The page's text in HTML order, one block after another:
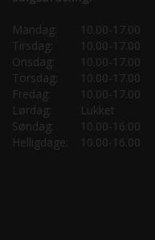
Mandag:
10.00-17.00
Tirsdag:
10.00-17.00
Onsdag:
10.00-17.00
Torsdag:
10.00-17.00
Fredag:
10.00-17.00
Lørdag:
Lukket
Søndag:
10.00-16.00
Helligdage:
10.00-16.00